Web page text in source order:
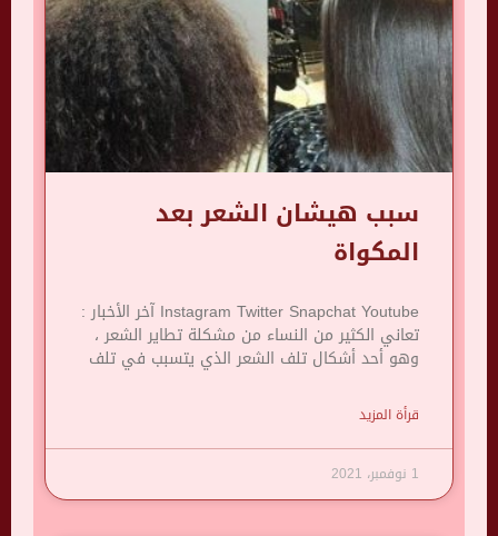
سبب هيشان الشعر بعد
المكواة
Instagram Twitter Snapchat Youtube آخر الأخبار :
تعاني الكثير من النساء من مشكلة تطاير الشعر ،
وهو أحد أشكال تلف الشعر الذي يتسبب في تلف
قرأة المزيد
1 نوفمبر، 2021